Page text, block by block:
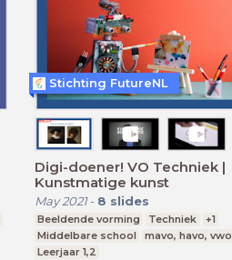
Digi-doener! VO Techniek |
Kunstmatige kunst
May 2021- 8 slides
Beeldende vorming Techniek
+1
Middelbare school
mavo, havo, vwo
Leerjaar 1,2
Stichting FutureNL